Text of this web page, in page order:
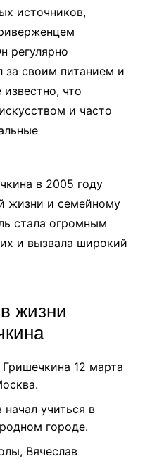
источников,
регулярно
за своим питанием и
что
и часто
в 2005 году
жизни и семейному
стала огромным
и вызвала широкий
жизни
12 марта
начал учиться в
городе.
Вячеслав